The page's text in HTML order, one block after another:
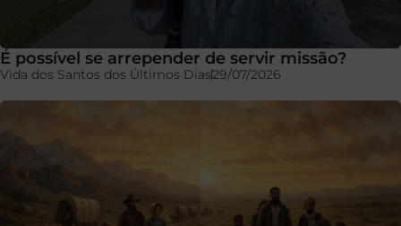
É possível se arrepender de servir missão?
Vida dos Santos dos Últimos Dias29/07/2026